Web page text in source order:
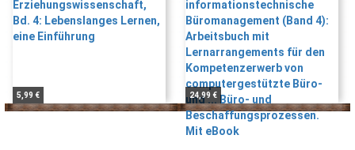
5,99 €
den Kompetenzerwerb
von computergestützte
Büro- und ... Büro- und
Beschaffungsprozessen.
Mit eBook
24,99 €